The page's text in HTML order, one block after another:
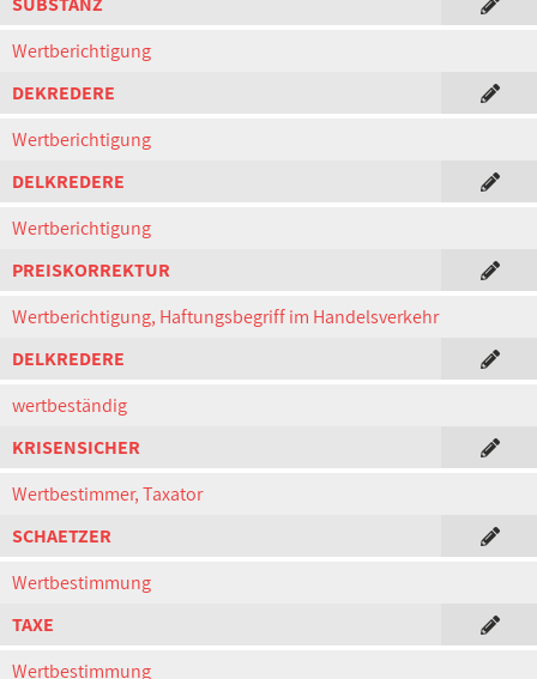
Wertberichtigung
DEKREDERE
Wertberichtigung
DELKREDERE
Wertberichtigung
PREISKORREKTUR
Wertberichtigung, Haftungsbegriff im Handelsverkehr
DELKREDERE
wertbeständig
KRISENSICHER
Wertbestimmer, Taxator
SCHAETZER
Wertbestimmung
TAXE
Wertbestimmung